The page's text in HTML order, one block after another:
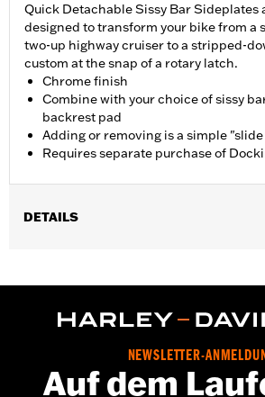
Quick Detachable Sissy Bar Sideplates
designed to transform your bike from a
two-up highway cruiser to a stripped-
custom at the snap of a rotary latch.
Chrome finish
Combine with your choice of sissy
backrest pad
Adding or removing is a simple
Requires separate purchase of
DETAILS
zur Serienausstattung.
Installationsanleitung
NEWSLETTER-
Auf dem